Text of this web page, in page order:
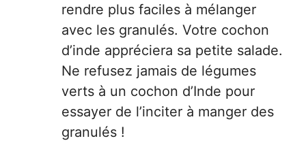
rendre plus faciles à mélanger
avec les granulés. Votre cochon
d’inde appréciera sa petite salade.
Ne refusez jamais de légumes
verts à un cochon d’Inde pour
essayer de l’inciter à manger des
granulés !